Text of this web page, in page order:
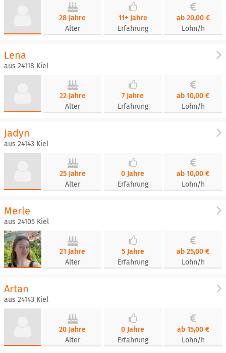
28 Jahre
Alter
11+ Jahre
Erfahrung
ab 20,00 €
Lohn/h
Lena
aus 24118 Kiel
22 Jahre
Alter
7 Jahre
Erfahrung
ab 10,00 €
Lohn/h
Jadyn
aus 24143 Kiel
25 Jahre
Alter
0 Jahre
Erfahrung
ab 10,00 €
Lohn/h
Merle
aus 24105 Kiel
21 Jahre
Alter
5 Jahre
Erfahrung
ab 25,00 €
Lohn/h
Artan
aus 24143 Kiel
20 Jahre
Alter
0 Jahre
Erfahrung
ab 15,00 €
Lohn/h